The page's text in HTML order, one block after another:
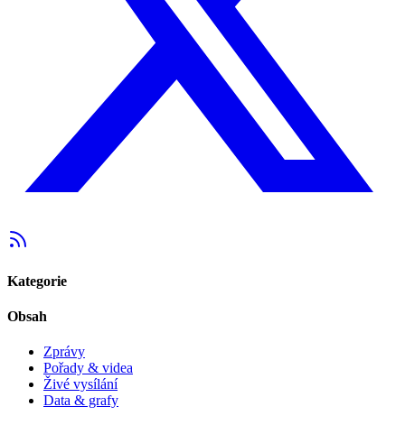
Kategorie
Obsah
Zprávy
Pořady & videa
Živé vysílání
Data & grafy